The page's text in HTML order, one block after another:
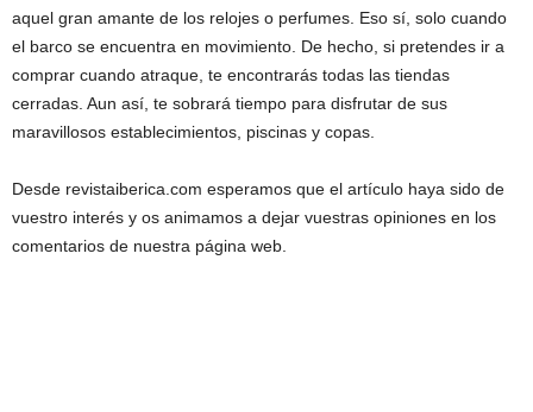
aquel gran amante de los relojes o perfumes. Eso sí, solo cuando
el barco se encuentra en movimiento. De hecho, si pretendes ir a
comprar cuando atraque, te encontrarás todas las tiendas
cerradas. Aun así, te sobrará tiempo para disfrutar de sus
maravillosos establecimientos, piscinas y copas.
Desde revistaiberica.com esperamos que el artículo haya sido de
vuestro interés y os animamos a dejar vuestras opiniones en los
comentarios de nuestra página web.